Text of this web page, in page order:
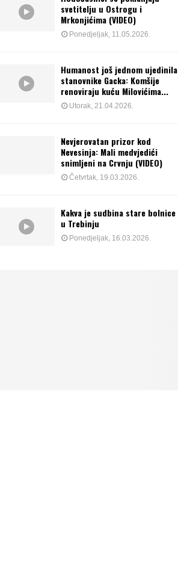
svetitelju u Ostrogu i
Mrkonjićima (VIDEO)
Ponedjeljak, 11.05.2026.
Humanost još jednom ujedinila
stanovnike Gacka: Komšije
renoviraju kuću Milovićima...
Utorak, 21.04.2026.
Nevjerovatan prizor kod
Nevesinja: Mali medvjedići
snimljeni na Crvnju (VIDEO)
Četvrtak, 19.03.2026.
Kakva je sudbina stare bolnice
u Trebinju
Ponedjeljak, 16.03.2026.